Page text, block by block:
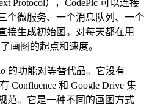
Protocol），CodePic 可以连接
个微服务、一个消息队列、一个
接生成初始图。对每天都在用
画图的起点和速度。
的功能对等替代品。它没有
Confluence 和 Google Drive 集
范。它是一种不同的画图方式